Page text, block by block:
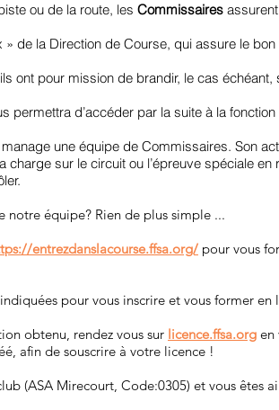
ou de la route, les Commissaires
» de la Direction de Course, qui assure le
ont pour mission de brandir, le cas
permettra d’accéder par la suite à la
une équipe de Commissaires. Son
charge sur le circuit ou l’épreuve spéciale en
notre équipe? Rien de plus simple ...
entrezdanslacourse.ffsa.org/ pour vous
pour vous inscrire et vous former en
obtenu, rendez vous sur licence.ffsa.org en
afin de souscrire à votre licence !
(ASA Mirecourt, Code:0305) et vous êtes